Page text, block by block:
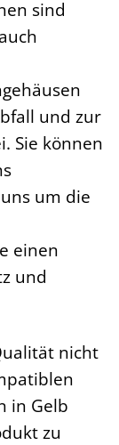
sind
und zur
Sie können
um die
einen
und
nicht
in Gelb
zu